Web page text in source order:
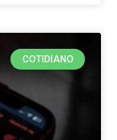
COTIDIANO